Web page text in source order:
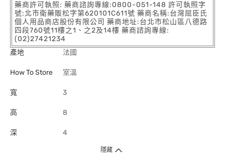
藥商許可執照: 藥商諮詢專線:0800-051-148 許可執照字
號:北市衛藥販松字第620101C611號 藥商名稱:台灣屈臣氏
個人用品商店股份有限公司 藥商地址:台北市松山區八德路
四段760號11樓之1、之2及14樓 藥商諮詢專線:
(02)27421234
產地
法國
How To Store 室溫
寬 3
高 8
深 4
隱藏